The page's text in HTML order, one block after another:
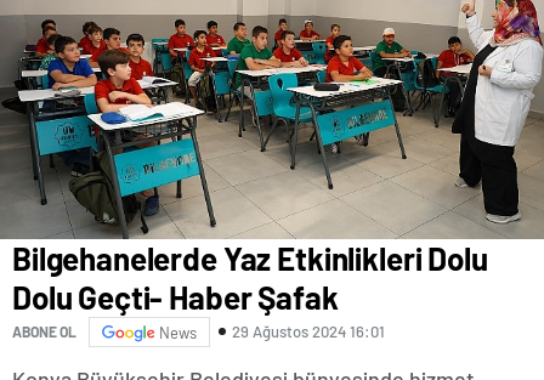
Bilgehanelerde Yaz Etkinlikleri Dolu
Dolu Geçti- Haber Şafak
ABONE OL News 29 Ağustos 2024 16:01